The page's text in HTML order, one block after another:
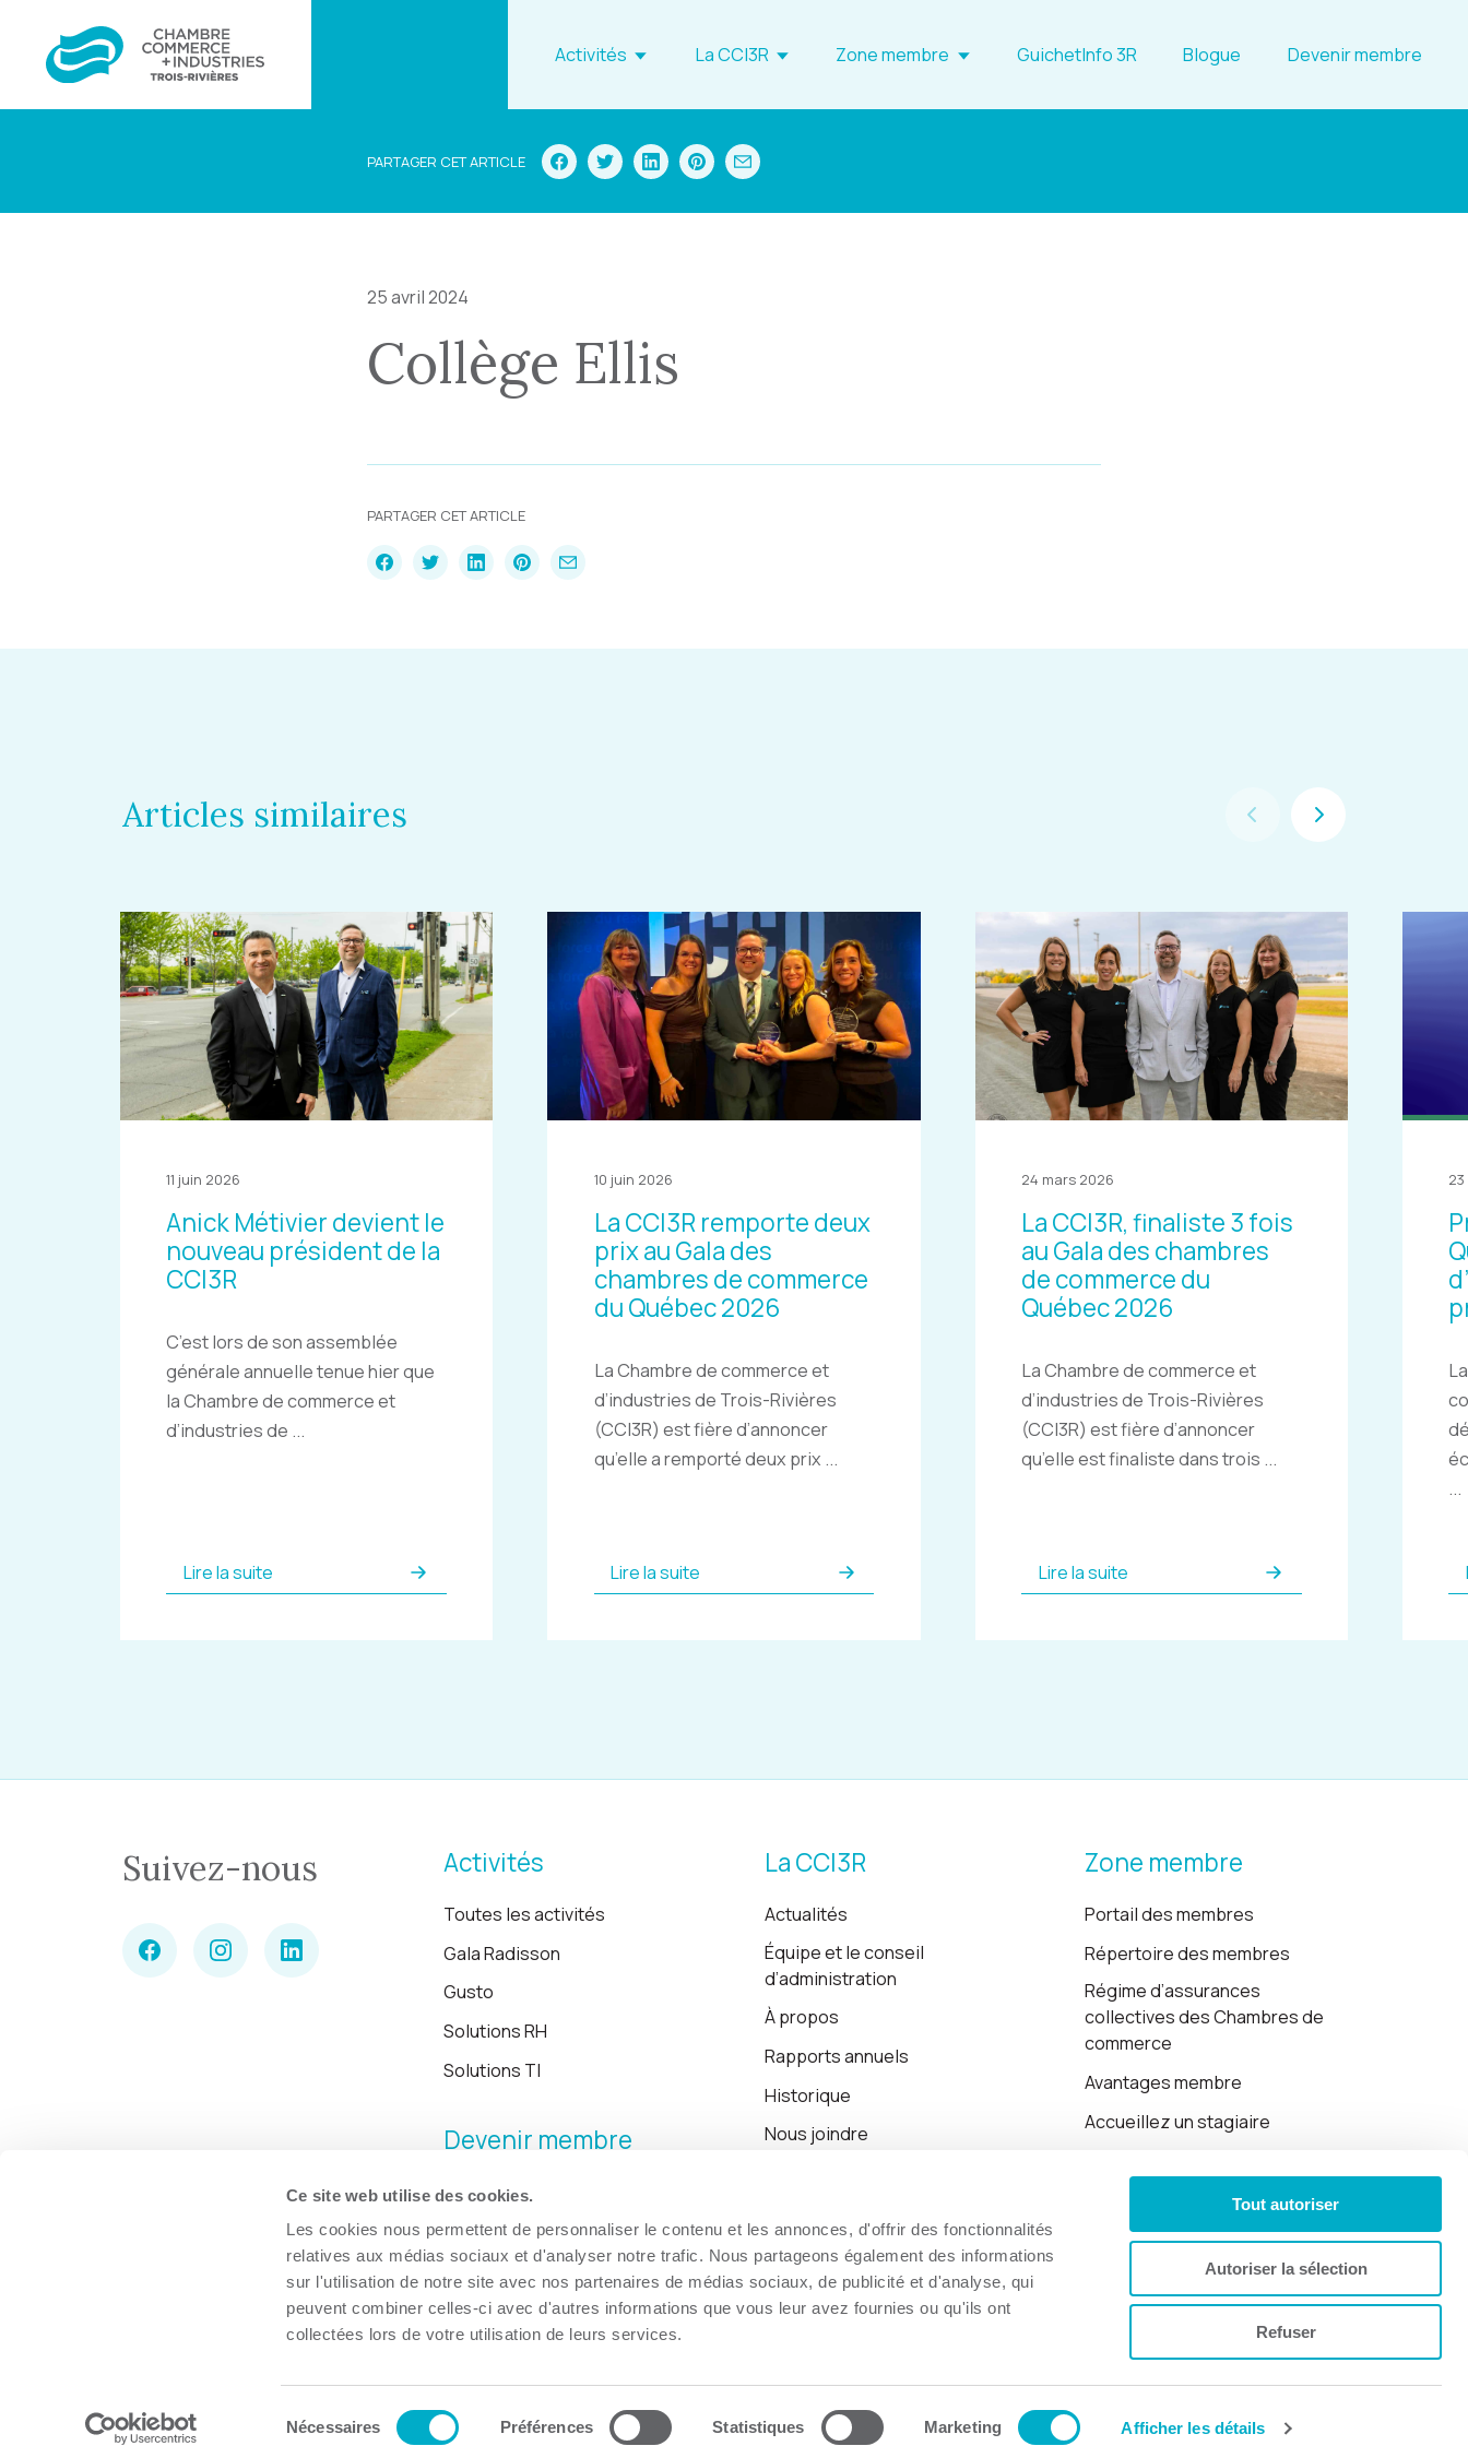
Ce site web utilise des cookies.
Les cookies nous permettent de personnaliser le contenu et les annonces, d'offrir des fonctionnalités
relatives aux médias sociaux et d'analyser notre trafic. Nous partageons également des informations
sur l'utilisation de notre site avec nos partenaires de médias sociaux, de publicité et d'analyse, qui
peuvent combiner celles-ci avec d'autres informations que vous leur avez fournies ou qu'ils ont
collectées lors de votre utilisation de leurs services.
Nécessaires Préférences Statistiques Marketing Afficher les détails
Tout autoriser
Autoriser la sélection
Refuser
Activités La CCI3R Zone membre GuichetInfo 3R Blogue Devenir membre
PARTAGER CET ARTICLE
25 avril 2024
Collège Ellis
PARTAGER CET ARTICLE
Articles similaires
11 juin 2026
Anick Métivier devient le
nouveau président de la
CCI3R
C’est lors de son assemblée
générale annuelle tenue hier que
la Chambre de commerce et
d’industries de ...
Lire la suite
10 juin 2026
La CCI3R remporte deux
prix au Gala des
chambres de commerce
du Québec 2026
La Chambre de commerce et
d’industries de Trois-Rivières
(CCI3R) est fière d’annoncer
qu’elle a remporté deux prix ...
Lire la suite
24 mars 2026
La CCI3R, finaliste 3 fois
au Gala des chambres
de commerce du
Québec 2026
La Chambre de commerce et
d’industries de Trois-Rivières
(CCI3R) est fière d’annoncer
qu’elle est finaliste dans trois ...
Lire la suite
...
Suivez-nous Activités
Toutes les activités
Gala Radisson
Gusto
Solutions RH
Solutions TI
Devenir membre
La CCI3R
Actualités
Équipe et le conseil
d’administration
À propos
Rapports annuels
Historique
Nous joindre
Zone membre
Portail des membres
Répertoire des membres
Régime d’assurances
collectives des Chambres de
commerce
Avantages membre
Accueillez un stagiaire
Politique de confidentialité
© Chambre de commerce et d'industries de Trois-Rivières, 2026. Site web par 👉